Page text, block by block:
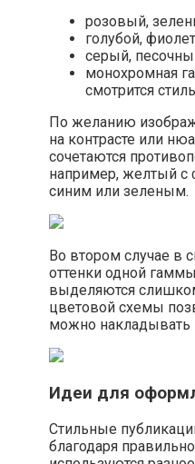
розовый,
голубой,
серый,
монохромная
смотрится
По желанию
на контрасте или
сочетаются
например, желтый с
синим или зеленым.
Во втором случае в
оттенки одной
выделяются
цветовой схемы
можно накладывать
Идеи для
Стильные
благодаря